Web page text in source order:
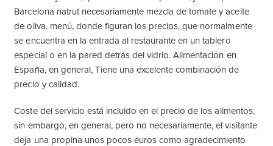
Barcelona natrut necesariamente mezcla de tomate y aceite
de oliva. menú, donde figuran los precios, que normalmente
se encuentra en la entrada al restaurante en un tablero
especial o en la pared detrás del vidrio. Alimentación en
España, en general, Tiene una excelente combinación de
precio y calidad.
Coste del servicio está incluido en el precio de los alimentos,
sin embargo, en general, pero no necesariamente, el visitante
deja una propina unos pocos euros como agradecimiento